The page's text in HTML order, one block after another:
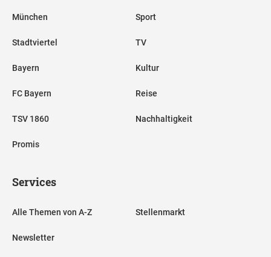
München
Stadtviertel
Bayern
FC Bayern
TSV 1860
Promis
Sport
TV
Kultur
Reise
Nachhaltigkeit
Services
Alle Themen von A-Z
Newsletter
Stellenmarkt